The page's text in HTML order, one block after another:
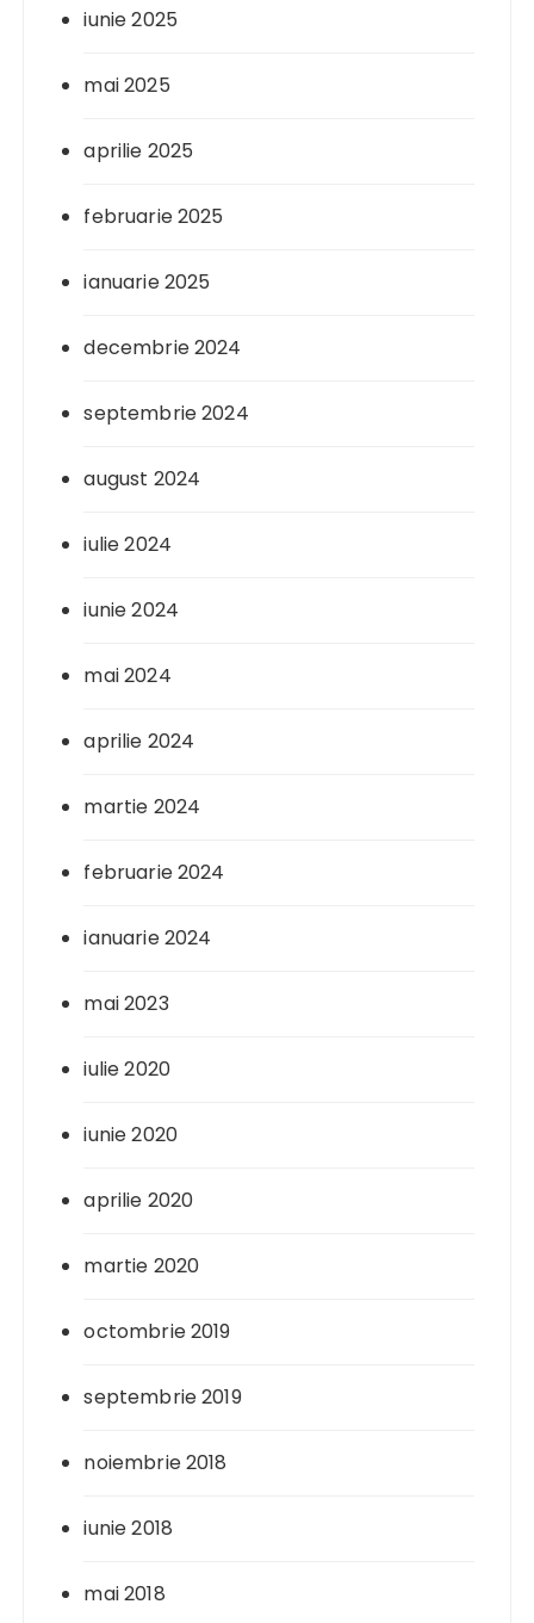
iunie 2025
mai 2025
aprilie 2025
februarie 2025
ianuarie 2025
decembrie 2024
septembrie 2024
august 2024
iulie 2024
iunie 2024
mai 2024
aprilie 2024
martie 2024
februarie 2024
ianuarie 2024
mai 2023
iulie 2020
iunie 2020
aprilie 2020
martie 2020
octombrie 2019
septembrie 2019
noiembrie 2018
iunie 2018
mai 2018